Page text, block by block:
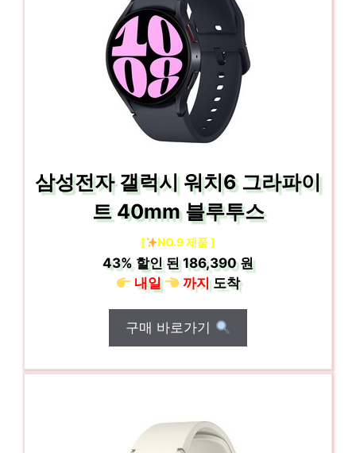
삼성전자 갤럭시 워치6 그라파이
트 40mm 블루투스
[ NO.9 제품 ]
43%할인 된186,390 원
내일
까지도착
구매 바로가기